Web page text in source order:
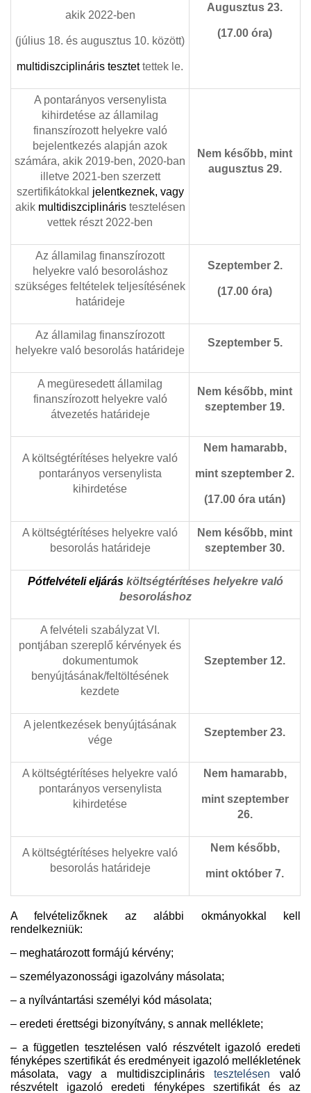
akik 2022-ben
(július 18. és augusztus 10. között)
multidiszciplináris tesztettettek le.
Augusztus 23.
(17.00 óra)
A pontarányos versenylista
kihirdetése az államilag
finanszírozott helyekre való
bejelentkezés alapján azok
számára, akik 2019-ben, 2020-ban
illetve 2021-ben szerzett
szertifikátokkal jelentkeznek, vagy
akik multidiszciplináristesztelésen
vettek részt 2022-ben
Nem később, mint
augusztus 29.
Az államilag finanszírozott
helyekre való besoroláshoz
szükséges feltételek teljesítésének
határideje
Szeptember 2.
(17.00 óra)
Az államilag finanszírozott
helyekre való besorolás határideje
Szeptember 5.
A megüresedett államilag
finanszírozott helyekre való
átvezetés határideje
Nem később, mint
szeptember 19.
A költségtérítéses helyekre való
pontarányos versenylista
kihirdetése
Nem hamarabb,
mint szeptember 2.
(17.00 óra után)
A költségtérítéses helyekre való
besorolás határideje
Nem később, mint
szeptember 30.
Pótfelvételi eljárás költségtérítéses helyekre való
besoroláshoz
A felvételi szabályzat VI.
pontjában szereplő kérvények és
dokumentumok
benyújtásának/feltöltésének
kezdete
Szeptember 12.
A jelentkezések benyújtásának
vége
Szeptember 23.
A költségtérítéses helyekre való
pontarányos versenylista
kihirdetése
Nem hamarabb,
mint szeptember
26.
A költségtérítéses helyekre való
besorolás határideje
Nem később,
mint október 7.
A felvételizőknek az alábbi okmányokkal kell
rendelkezniük:
– meghatározott formájú kérvény;
– személyazonossági igazolvány másolata;
– a nyílvántartási személyi kód másolata;
– eredeti érettségi bizonyítvány, s annak melléklete;
– a független tesztelésen való részvételt igazoló eredeti
fényképes szertifikát és eredményeit igazoló mellékletének
másolata, vagy a multidiszciplináristesztelésen való
részvételt igazoló eredeti fényképes szertifikát és az